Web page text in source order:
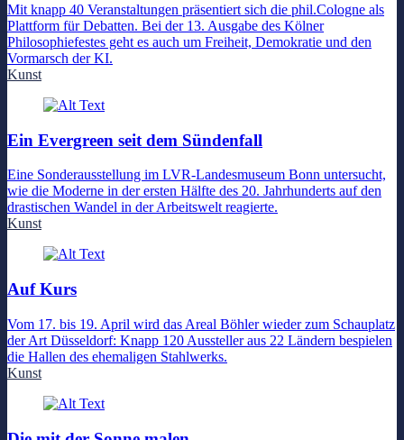
Mit knapp 40 Veranstaltungen präsentiert sich die phil.Cologne als
Plattform für Debatten. Bei der 13. Ausgabe des Kölner
Philosophiefestes geht es auch um Freiheit, Demokratie und den
Vormarsch der KI.
Kunst
Ein Evergreen seit dem Sündenfall
Eine Sonderausstellung im LVR-Landesmuseum Bonn untersucht,
wie die Moderne in der ersten Hälfte des 20. Jahrhunderts auf den
drastischen Wandel in der Arbeitswelt reagierte.
Kunst
Auf Kurs
Vom 17. bis 19. April wird das Areal Böhler wieder zum Schauplatz
der Art Düsseldorf: Knapp 120 Aussteller aus 22 Ländern bespielen
die Hallen des ehemaligen Stahlwerks.
Kunst